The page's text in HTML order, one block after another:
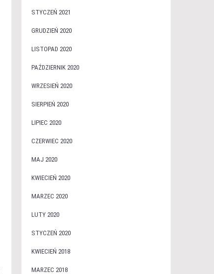
STYCZEŃ 2021
GRUDZIEŃ 2020
LISTOPAD 2020
PAŹDZIERNIK 2020
WRZESIEŃ 2020
SIERPIEŃ 2020
LIPIEC 2020
CZERWIEC 2020
MAJ 2020
KWIECIEŃ 2020
MARZEC 2020
LUTY 2020
STYCZEŃ 2020
KWIECIEŃ 2018
MARZEC 2018